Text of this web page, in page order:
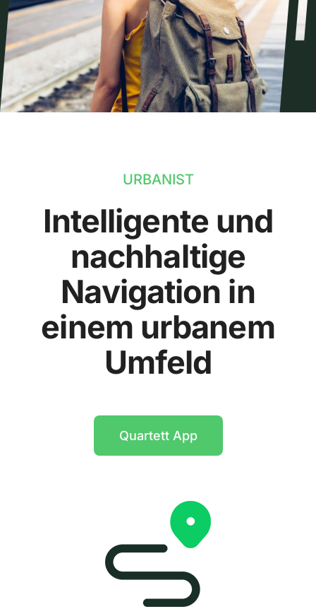
URBANIST
Intelligente und
nachhaltige
Navigation in
einem urbanem
Umfeld
Quartett App